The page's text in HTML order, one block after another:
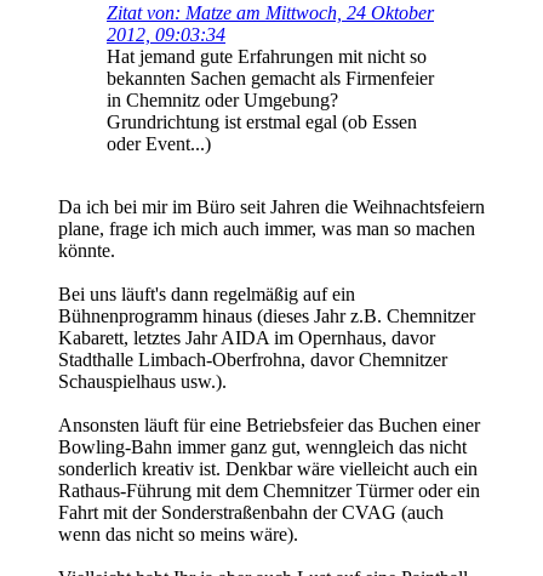
Zitat von: Matze am Mittwoch, 24 Oktober
2012, 09:03:34
Hat jemand gute Erfahrungen mit nicht so
bekannten Sachen gemacht als Firmenfeier
in Chemnitz oder Umgebung?
Grundrichtung ist erstmal egal (ob Essen
oder Event...)
Da ich bei mir im Büro seit Jahren die Weihnachtsfeiern
plane, frage ich mich auch immer, was man so machen
könnte.
Bei uns läuft's dann regelmäßig auf ein
Bühnenprogramm hinaus (dieses Jahr z.B. Chemnitzer
Kabarett, letztes Jahr AIDA im Opernhaus, davor
Stadthalle Limbach-Oberfrohna, davor Chemnitzer
Schauspielhaus usw.).
Ansonsten läuft für eine Betriebsfeier das Buchen einer
Bowling-Bahn immer ganz gut, wenngleich das nicht
sonderlich kreativ ist. Denkbar wäre vielleicht auch ein
Rathaus-Führung mit dem Chemnitzer Türmer oder ein
Fahrt mit der Sonderstraßenbahn der CVAG (auch
wenn das nicht so meins wäre).